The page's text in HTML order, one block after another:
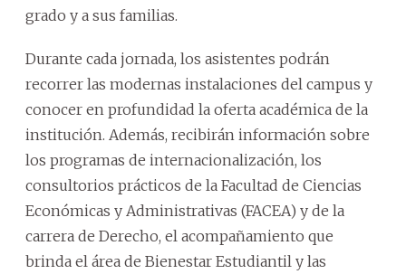
grado y a sus familias.
Durante cada jornada, los asistentes podrán
recorrer las modernas instalaciones del campus y
conocer en profundidad la oferta académica de la
institución. Además, recibirán información sobre
los programas de internacionalización, los
consultorios prácticos de la Facultad de Ciencias
Económicas y Administrativas (FACEA) y de la
carrera de Derecho, el acompañamiento que
brinda el área de Bienestar Estudiantil y las